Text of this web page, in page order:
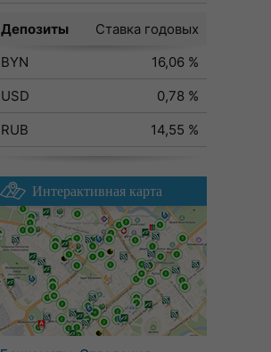
Депозиты
Ставка годовых
BYN
16,06 %
USD
0,78 %
RUB
14,55 %
Интерактивная карта